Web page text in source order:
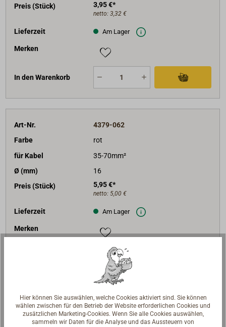
Preis (Stück)
3,95 €*
netto: 3,32 €
Lieferzeit Am Lager
Merken
In den Warenkorb
Art-Nr.
4379-062
Farbe
rot
für Kabel
35-70mm²
Ø (mm)
16
Preis (Stück)
5,95 €*
netto: 5,00 €
Lieferzeit Am Lager
Merken
Art-Nr.
4379-063
Farbe
rot
Hier können Sie auswählen, welche Cookies aktiviert sind. Sie können
wählen zwischen für den Betrieb der Website erforderlichen Cookies und
zusätzlichen Marketing-Cookies. Wenn Sie alle Cookies auswählen,
sammeln wir Daten für die Analyse und das Aussteuern von